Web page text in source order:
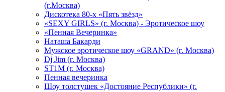
(г.Москва)
Дискотека 80-х «Пять звёзд»
«SEXY GIRLS» (г. Москва) - Эротическое шоу
«Пенная Вечеринка»
Hаташа Бакарди
Мужское эротическое шоу «GRAND» (г. Москва)
Dj Jim (г. Москва)
ST1M (г. Москва)
Пенная вечеринка
Шоу толстушек «Достояние Республики» (г.